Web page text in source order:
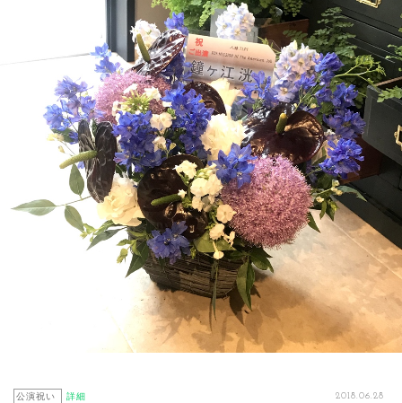
公演祝い 詳細 2018.06.28